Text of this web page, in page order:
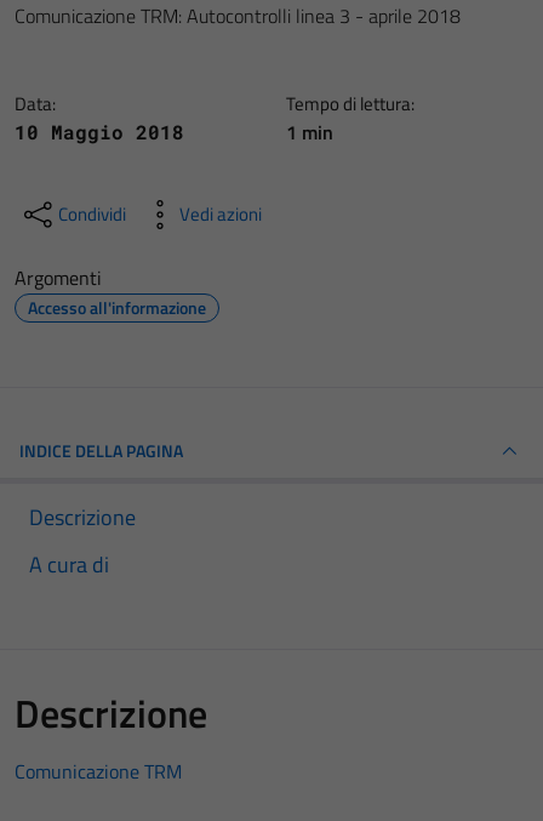
Comunicazione TRM: Autocontrolli linea 3 - aprile 2018
Data:
10 Maggio 2018
Tempo di lettura:
1 min
Condividi Vedi azioni
Argomenti
Accesso all'informazione
INDICE DELLA PAGINA
Descrizione
A cura di
Descrizione
Comunicazione TRM